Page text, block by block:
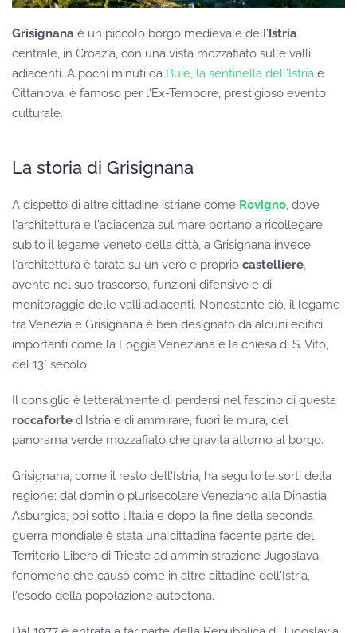
Grisignana è un piccolo borgo medievale dell'Istria
centrale, in Croazia, con una vista mozzafiato sulle valli
adiacenti. A pochi minuti da Buie, la sentinella dell'Istria e
Cittanova, è famoso per l'Ex-Tempore, prestigioso evento
culturale.
La storia di Grisignana
A dispetto di altre cittadine istriane come Rovigno, dove
l'architettura e l'adiacenza sul mare portano a ricollegare
subito il legame veneto della città, a Grisignana invece
l'architettura è tarata su un vero e proprio castelliere,
avente nel suo trascorso, funzioni difensive e di
monitoraggio delle valli adiacenti. Nonostante ciò, il legame
tra Venezia e Grisignana è ben designato da alcuni edifici
importanti come la Loggia Veneziana e la chiesa di S. Vito,
del 13° secolo.
Il consiglio è letteralmente di perdersi nel fascino di questa
roccaforte d'Istria e di ammirare, fuori le mura, del
panorama verde mozzafiato che gravita attorno al borgo.
Grisignana, come il resto dell'Istria, ha seguito le sorti della
regione: dal dominio plurisecolare Veneziano alla Dinastia
Asburgica, poi sotto l'Italia e dopo la fine della seconda
guerra mondiale è stata una cittadina facente parte del
Territorio Libero di Trieste ad amministrazione Jugoslava,
fenomeno che causò come in altre cittadine dell'Istria,
l'esodo della popolazione autoctona.